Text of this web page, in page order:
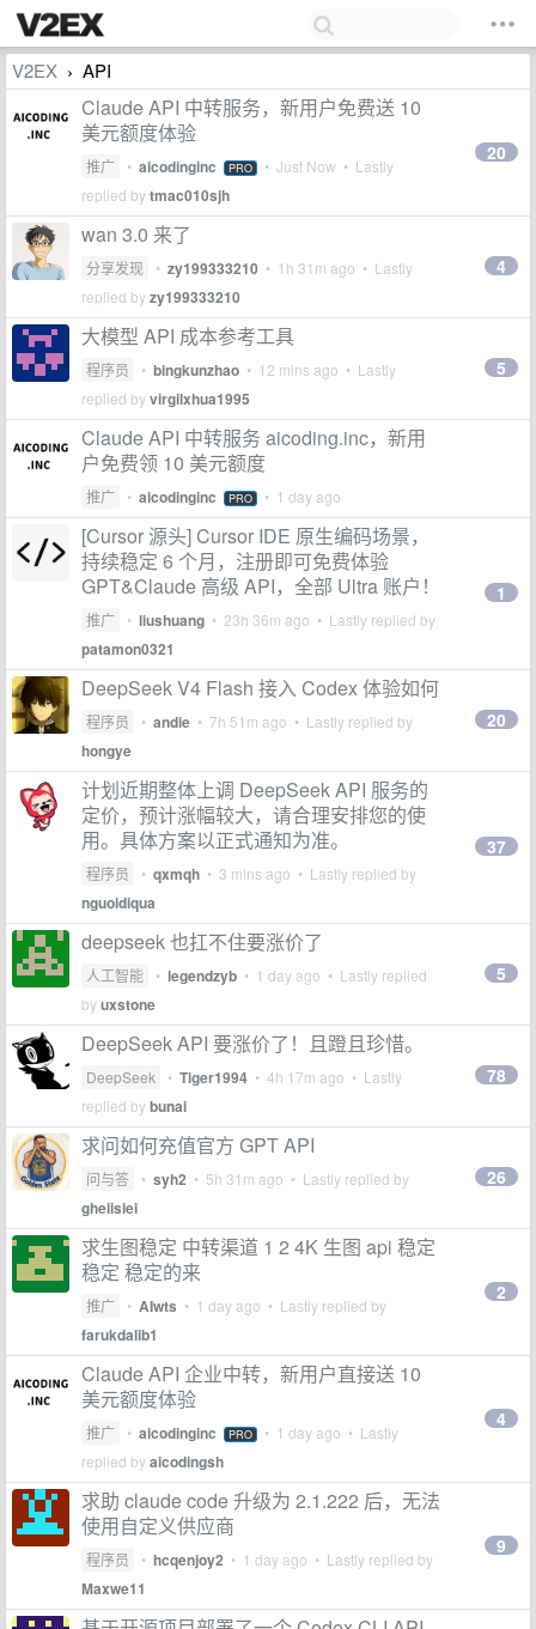
V2EX › API
Claude API 中转服务，新用户免费送 10
美元额度体验
推广 • aicodinginc PRO • Just Now • Lastly
replied bytmac010sjh
20
wan 3.0 来了
分享发现 • zy199333210 • 1h 31m ago • Lastly
replied byzy199333210
4
大模型 API 成本参考工具
程序员 • bingkunzhao • 12 mins ago • Lastly
replied byvirgilxhua1995
5
Claude API 中转服务 aicoding.inc，新用
户免费领 10 美元额度
推广 • aicodinginc PRO • 1 day ago
[Cursor 源头] Cursor IDE 原生编码场景，
持续稳定 6 个月，注册即可免费体验
GPT&Claude 高级 API，全部 Ultra 账户！
推广 • liushuang • 23h 36m ago • Lastly replied by
patamon0321
1
DeepSeek V4 Flash 接入 Codex 体验如何
程序员 • andie • 7h 51m ago • Lastly replied by
hongye
20
计划近期整体上调 DeepSeek API 服务的
定价，预计涨幅较大，请合理安排您的使
用。具体方案以正式通知为准。
程序员 • qxmqh • 3 mins ago • Lastly replied by
nguoidiqua
37
deepseek 也扛不住要涨价了
人工智能 • legendzyb • 1 day ago • Lastly replied
byuxstone
5
DeepSeek API 要涨价了！且蹬且珍惜。
DeepSeek • Tiger1994 • 4h 17m ago • Lastly
replied bybunai
78
求问如何充值官方 GPT API
问与答 • syh2 • 5h 31m ago • Lastly replied by
gheiisiei
26
求生图稳定 中转渠道 1 2 4K 生图 api 稳定
稳定 稳定的来
推广 • AIwts • 1 day ago • Lastly replied by
farukdalib1
2
Claude API 企业中转，新用户直接送 10
美元额度体验
推广 • aicodinginc PRO • 1 day ago • Lastly
replied byaicodingsh
4
求助 claude code 升级为 2.1.222 后，无法
使用自定义供应商
程序员 • hcqenjoy2 • 1 day ago • Lastly replied by
Maxwe11
9